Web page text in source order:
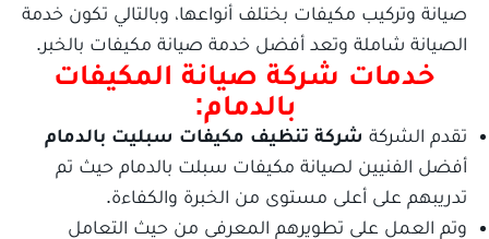
صيانة وتركيب مكيفات بختلف أنواعها، وبالتالي تكون خدمة
الصيانة شاملة وتعد أفضل خدمة صيانة مكيفات بالخبر.
خدمات شركة صيانة المكيفات
بالدمام:
تقدم الشركة شركة تنظيف مكيفات سبليت بالدمام
أفضل الفنيين لصيانة مكيفات سبلت بالدمام حيث تم
تدريبهم على أعلى مستوى من الخبرة والكفاءة.
وتم العمل على تطويرهم المعرفي من حيث التعامل